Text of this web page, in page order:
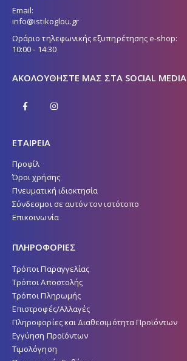
Email:
info@istikoglou.gr
Ωράριο τηλεφωνικής εξυπηρέτησης e-shop:
10:00 - 14:30
ΑΚΟΛΟΥΘΉΣΤΕ ΜΑΣ ΣΤΑ SOCIAL MEDIA
ΕΤΑΙΡΕΙΑ
Προφίλ
Όροι χρήσης
Πνευματική ιδιοκτησία
Σύνδεσμοι σε αυτόν τον ιστότοπο
Επικοινωνία
ΠΛΗΡΟΦΟΡΙΕΣ
Τρόποι Παραγγελίας
Τρόποι Αποστολής
Τρόποι Πληρωμής
Επιστροφές/Αλλαγές
Πληροφορίες και Διαθεσιμότητα Προϊόντων
Εγγύηση Προϊόντων
Τιμολόγηση